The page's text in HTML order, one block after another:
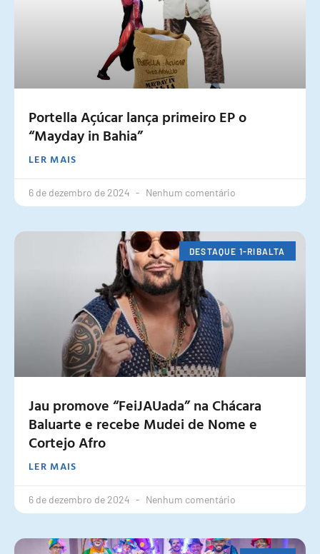
Portella Açúcar lança primeiro EP o
“Mayday in Bahia”
LER MAIS
6 de dezembro de 2024 Nenhum comentário
DESTAQUE 1-RIBALTA
Jau promove “FeiJAUada” na Chácara
Baluarte e recebe Mudei de Nome e
Cortejo Afro
LER MAIS
6 de dezembro de 2024 Nenhum comentário